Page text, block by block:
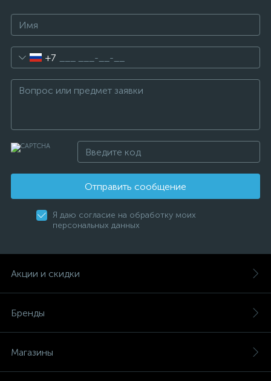
+7
Отправить сообщение
Я даю согласие на обработку моих
персональных данных
Акции и скидки
Бренды
Магазины